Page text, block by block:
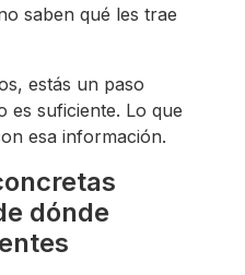
saben qué les trae
estás un paso
es suficiente. Lo que
esa información.
dónde